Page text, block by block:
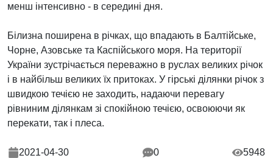
менш інтенсивно - в середині дня.
Білизна поширена в річках, що впадають в Балтійське,
Чорне, Азовське та Каспійського моря. На території
України зустрічається переважно в руслах великих річок
і в найбільш великих їх притоках. У гірські ділянки річок з
швидкою течією не заходить, надаючи перевагу
рівниним ділянкам зі спокійною течією, освоюючи як
перекати, так і плеса.
2021-04-30 0 5948